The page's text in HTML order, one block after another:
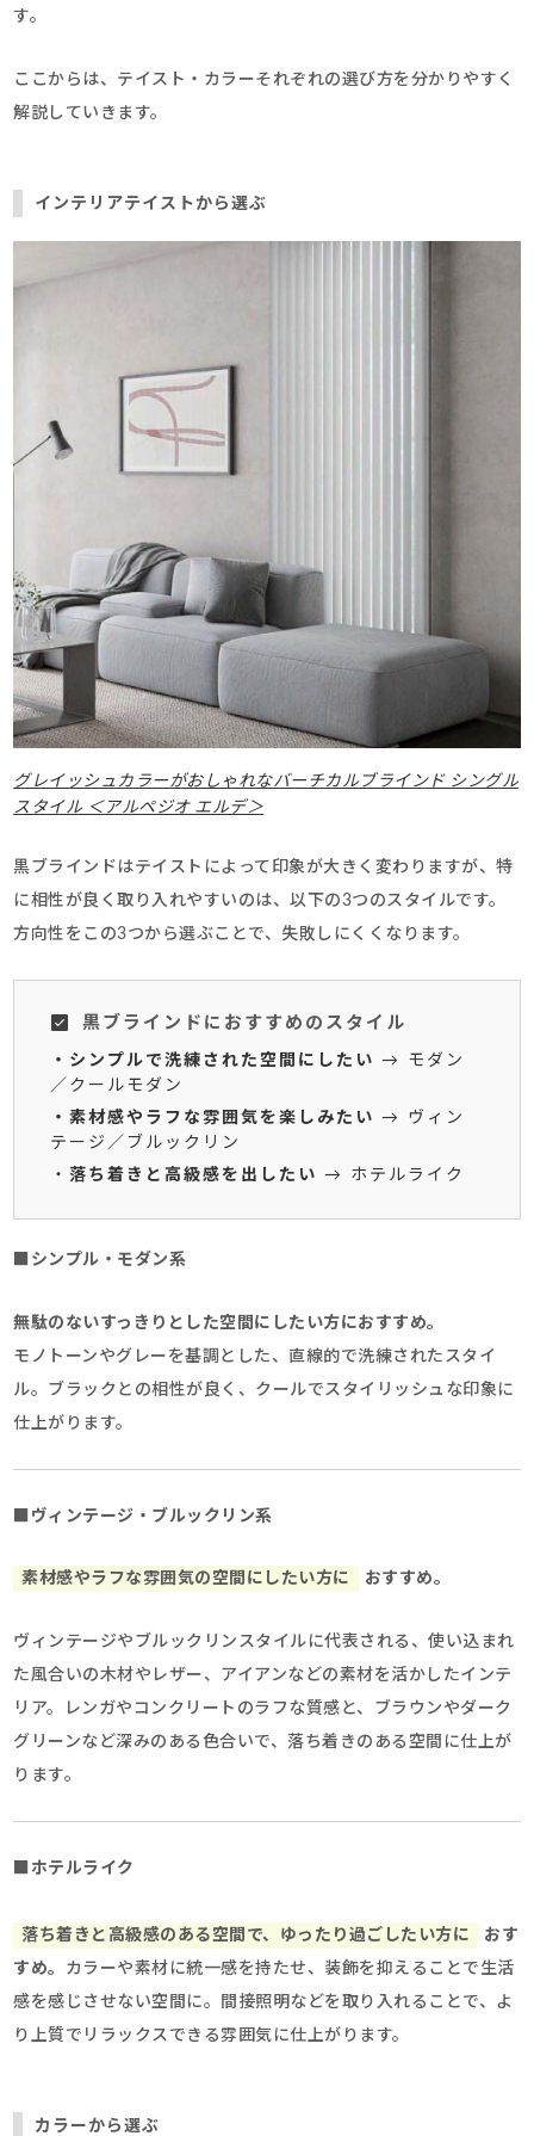
す。
ここからは、テイスト・カラーそれぞれの選び方を分かりやすく
解説していきます。
インテリアテイストから選ぶ
グレイッシュカラーがおしゃれなバーチカルブラインド シングル
スタイル ＜アルペジオ エルデ＞
黒ブラインドはテイストによって印象が大きく変わりますが、特
に相性が良く取り入れやすいのは、以下の3つのスタイルです。
方向性をこの3つから選ぶことで、失敗しにくくなります。
黒ブラインドにおすすめのスタイル
・シンプルで洗練された空間にしたい → モダン
／クールモダン
・素材感やラフな雰囲気を楽しみたい → ヴィン
テージ／ブルックリン
・ 落ち着きと高級感を出したい → ホテルライク
■シンプル・モダン系
無駄のないすっきりとした空間にしたい方におすすめ。
モノトーンやグレーを基調とした、直線的で洗練されたスタイ
ル。ブラックとの相性が良く、クールでスタイリッシュな印象に
仕上がります。
■ヴィンテージ・ブルックリン系
素材感やラフな雰囲気の空間にしたい方に おすすめ。
ヴィンテージやブルックリンスタイルに代表される、使い込まれ
た風合いの木材やレザー、アイアンなどの素材を活かしたインテ
リア。レンガやコンクリートのラフな質感と、ブラウンやダーク
グリーンなど深みのある色合いで、落ち着きのある空間に仕上が
ります。
■ホテルライク
落ち着きと高級感のある空間で、ゆったり過ごしたい方に
おす
すめ。 カラーや素材に統一感を持たせ、装飾を抑えることで生活
感を感じさせない空間に。間接照明などを取り入れることで、よ
り上質でリラックスできる雰囲気に仕上がります。
カラーから選ぶ